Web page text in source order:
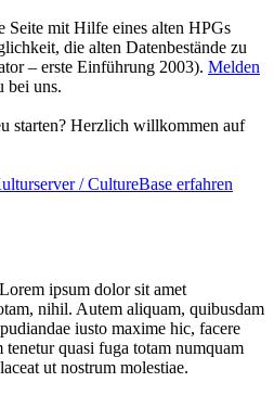
Seite mit Hilfe eines alten HPGs
die alten Datenbestände zu
– erste Einführung 2003). Melden
bei uns.
starten? Herzlich willkommen auf
/ CultureBase erfahren
ipsum dolor sit amet
nihil. Autem aliquam, quibusdam
iusto maxime hic, facere
tenetur quasi fuga totam numquam
ut nostrum molestiae.